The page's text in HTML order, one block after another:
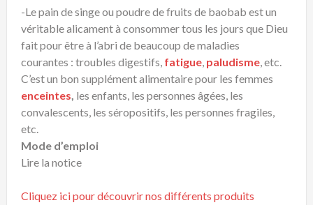
-Le pain de singe ou poudre de fruits de baobab est un
véritable alicament à consommer tous les jours que Dieu
fait pour être à l’abri de beaucoup de maladies
courantes : troubles digestifs, fatigue, paludisme, etc.
C’est un bon supplément alimentaire pour les femmes
enceintes, les enfants, les personnes âgées, les
convalescents, les séropositifs, les personnes fragiles,
etc.
Mode d’emploi
Lire la notice
Cliquez ici pour découvrir nos différents produits